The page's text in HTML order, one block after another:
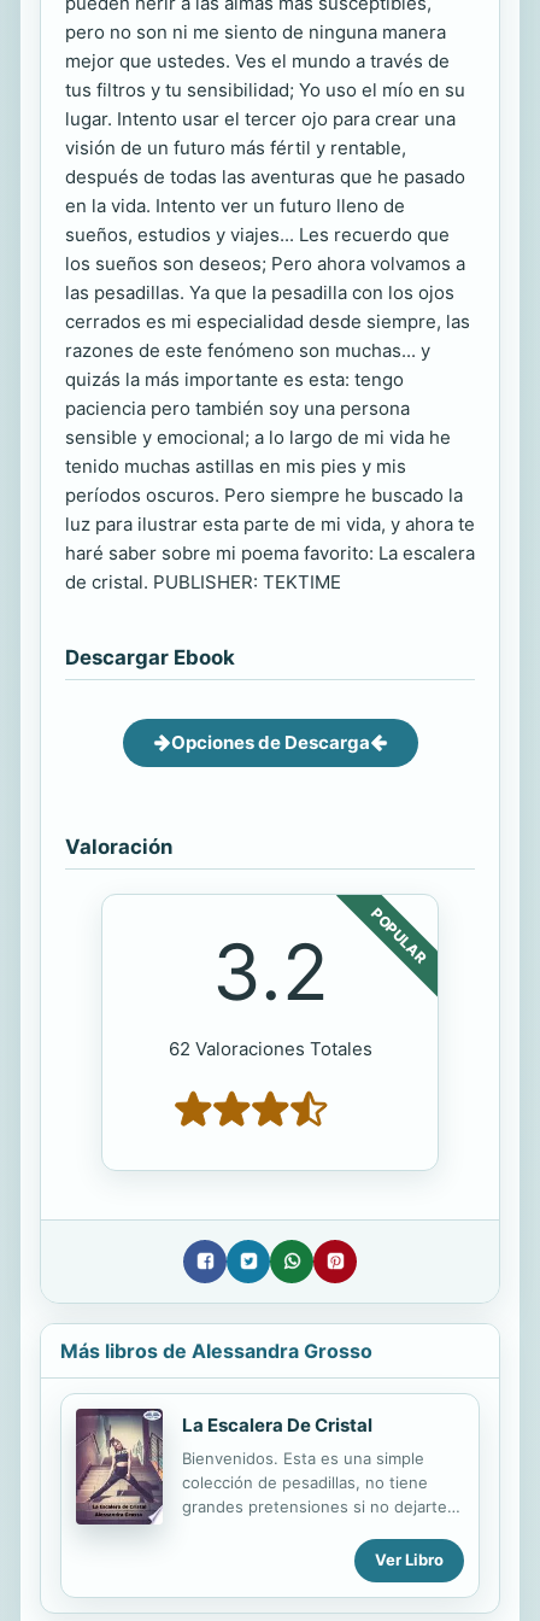
pero no son ni me siento de ninguna manera
mejor que ustedes. Ves el mundo a través de
tus filtros y tu sensibilidad; Yo uso el mío en su
lugar. Intento usar el tercer ojo para crear una
visión de un futuro más fértil y rentable,
después de todas las aventuras que he pasado
en la vida. Intento ver un futuro lleno de
sueños, estudios y viajes... Les recuerdo que
los sueños son deseos; Pero ahora volvamos a
las pesadillas. Ya que la pesadilla con los ojos
cerrados es mi especialidad desde siempre, las
razones de este fenómeno son muchas... y
quizás la más importante es esta: tengo
paciencia pero también soy una persona
sensible y emocional; a lo largo de mi vida he
tenido muchas astillas en mis pies y mis
períodos oscuros. Pero siempre he buscado la
luz para ilustrar esta parte de mi vida, y ahora te
haré saber sobre mi poema favorito: La escalera
de cristal. PUBLISHER: TEKTIME
Descargar Ebook
Opciones de Descarga
Valoración
POPULAR
3.2
62 Valoraciones Totales
Más libros de Alessandra Grosso
La Escalera De Cristal
Bienvenidos. Esta es una simple
colección de pesadillas, no tiene
grandes pretensiones si no dejarte
Creo que todos tuvimos pesadillas,
con los ojos cerrados. Bueno, soy un
super especialista en pesadillas con
Ver Libro